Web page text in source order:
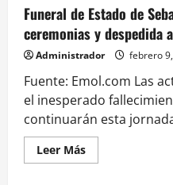
Funeral de Estado de
ceremonias y despedida
Administrador febrero
Fuente: Emol.com Las
el inesperado
continuarán esta
Leer MásLeer
más